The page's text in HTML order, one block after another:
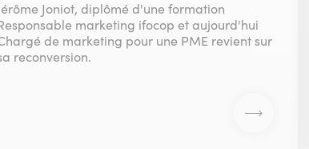
Joniot, diplômé d'une formation
marketing ifocop et aujourd'hui
de marketing pour une PME revient sur
reconversion.